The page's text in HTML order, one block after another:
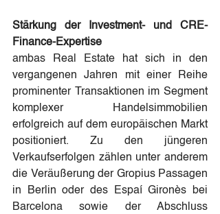
Stärkung der Investment- und CRE-
Finance-Expertise
ambas Real Estate hat sich in den
vergangenen Jahren mit einer Reihe
prominenter Transaktionen im Segment
komplexer Handelsimmobilien
erfolgreich auf dem europäischen Markt
positioniert. Zu den jüngeren
Verkaufserfolgen zählen unter anderem
die Veräußerung der Gropius Passagen
in Berlin oder des Espaí Gironès bei
Barcelona sowie der Abschluss